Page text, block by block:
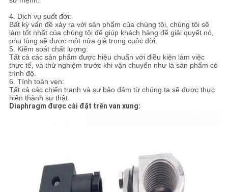
4. Dịch vụ suốt đời:
Bất kỳ vấn đề xảy ra với sản phẩm của chúng tôi, chúng tôi sẽ
làm tốt nhất của chúng tôi để giúp khách hàng để giải quyết nó,
phụ tùng sẽ được một nửa giá trong cuộc đời.
5. Kiểm soát chất lượng:
Tất cả các sản phẩm được hiệu chuẩn với điều kiện làm việc
thực tế, và thử nghiệm trước khi vận chuyển như là sản phẩm có
trình độ.
6. Tính toàn vẹn:
Tất cả các chiến tranh và sự bảo đảm từ chúng ta sẽ được thực
hiện thành sự thật.
Diaphragm được cài đặt trên van xung: